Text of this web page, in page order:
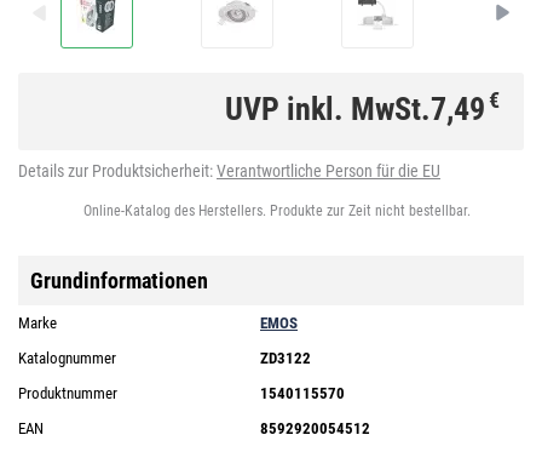
UVP inkl. MwSt.7,49€
Details zur Produktsicherheit:Verantwortliche Person für die EU
Online-Katalog des Herstellers. Produkte zur Zeit nicht bestellbar.
Grundinformationen
Marke
EMOS
Katalognummer
ZD3122
Produktnummer
1540115570
EAN
8592920054512